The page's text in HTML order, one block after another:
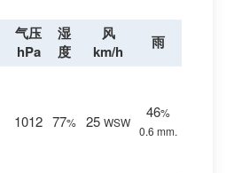
气压
hPa
湿
度
风
km/h
雨
1012 77% 25 WSW
46%
0.6 mm.